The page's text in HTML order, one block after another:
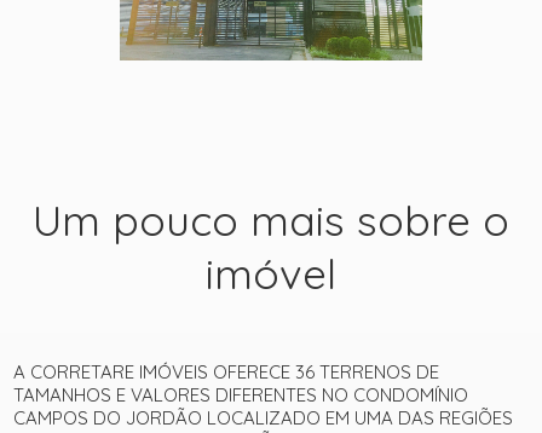
Um pouco mais sobre o
imóvel
A CORRETARE IMÓVEIS OFERECE 36 TERRENOS DE
TAMANHOS E VALORES DIFERENTES NO CONDOMÍNIO
CAMPOS DO JORDÃO LOCALIZADO EM UMA DAS REGIÕES